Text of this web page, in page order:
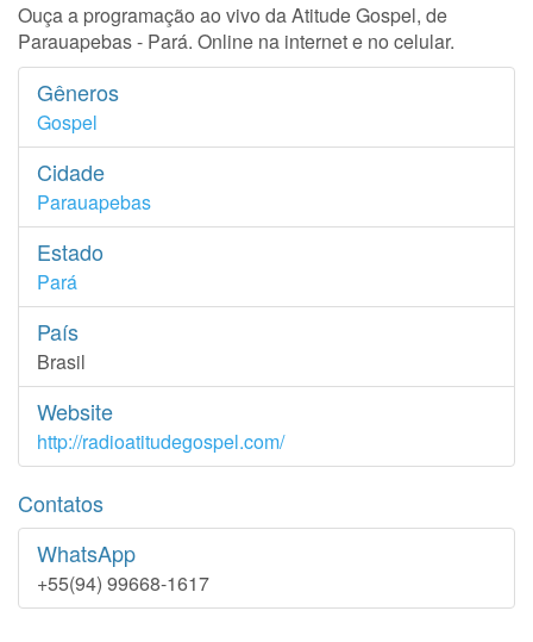
Ouça a programação ao vivo da Atitude Gospel, de
Parauapebas - Pará. Online na internet e no celular.
Gêneros
Gospel
Cidade
Parauapebas
Estado
Pará
País
Brasil
Website
http://radioatitudegospel.com/
Contatos
WhatsApp
+55(94) 99668-1617